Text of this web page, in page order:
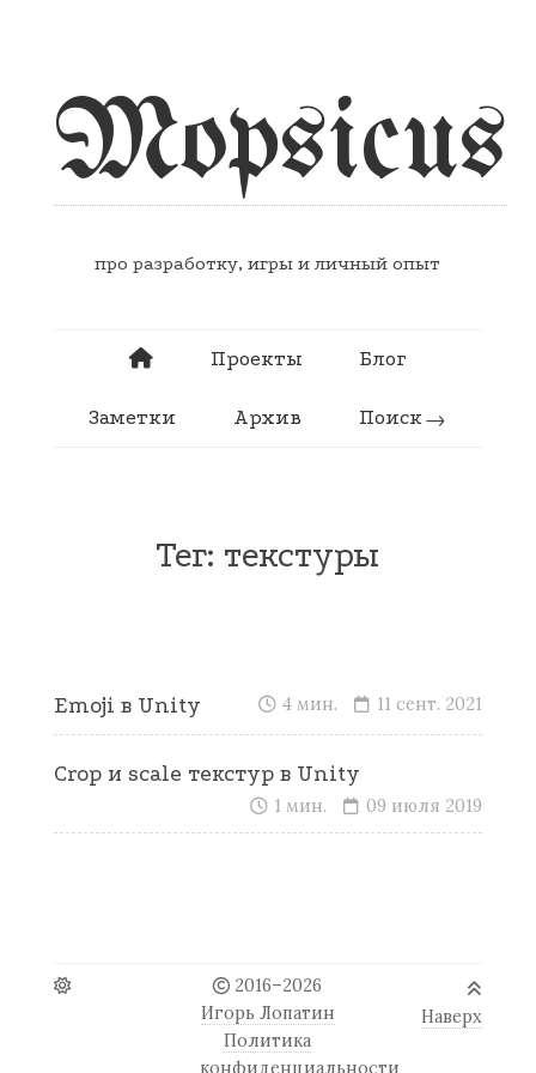
Mopsicus
про разработку, игры и личный опыт
Проекты Блог
Заметки Архив Поиск
Тег: текстуры
Emoji в Unity 4 мин. 11 сент. 2021
Crop и scale текстур в Unity
1 мин. 09 июля 2019
2016–2026
Игорь Лопатин
Политика
конфиденциальности
Наверх